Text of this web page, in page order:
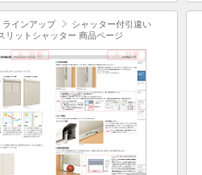
ラインアップ
シャッター付引違い
リットシャッター 商品ページ